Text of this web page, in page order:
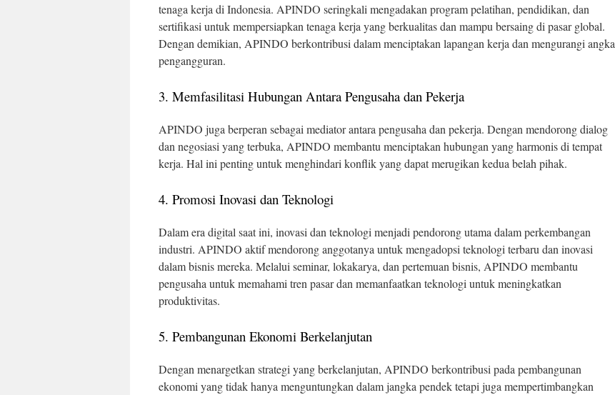
tenaga kerja di Indonesia. APINDO seringkali mengadakan program pelatihan, pendidikan, dan
sertifikasi untuk mempersiapkan tenaga kerja yang berkualitas dan mampu bersaing di pasar global.
Dengan demikian, APINDO berkontribusi dalam menciptakan lapangan kerja dan mengurangi angka
pengangguran.
3. Memfasilitasi Hubungan Antara Pengusaha dan Pekerja
APINDO juga berperan sebagai mediator antara pengusaha dan pekerja. Dengan mendorong dialog
dan negosiasi yang terbuka, APINDO membantu menciptakan hubungan yang harmonis di tempat
kerja. Hal ini penting untuk menghindari konflik yang dapat merugikan kedua belah pihak.
4. Promosi Inovasi dan Teknologi
Dalam era digital saat ini, inovasi dan teknologi menjadi pendorong utama dalam perkembangan
industri. APINDO aktif mendorong anggotanya untuk mengadopsi teknologi terbaru dan inovasi
dalam bisnis mereka. Melalui seminar, lokakarya, dan pertemuan bisnis, APINDO membantu
pengusaha untuk memahami tren pasar dan memanfaatkan teknologi untuk meningkatkan
produktivitas.
5. Pembangunan Ekonomi Berkelanjutan
Dengan menargetkan strategi yang berkelanjutan, APINDO berkontribusi pada pembangunan
ekonomi yang tidak hanya menguntungkan dalam jangka pendek tetapi juga mempertimbangkan